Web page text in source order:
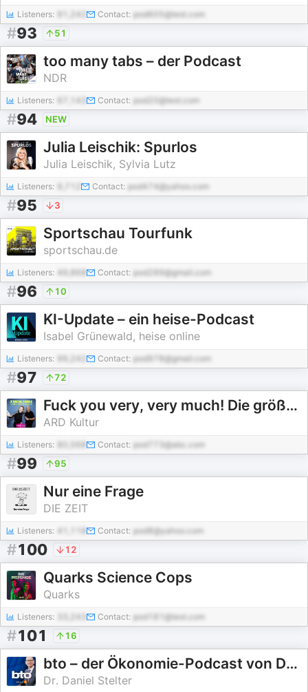
Listeners: Contact: pod605@test.com
#93 51
too many tabs – der Podcast
NDR
Listeners: Contact: pod20@test.com
#94 NEW
Julia Leischik: Spurlos
Julia Leischik, Sylvia Lutz
Listeners: Contact: pod474@yahoo.com
#95 3
Sportschau Tourfunk
sportschau.de
Listeners: 49,868 Contact: pod289@gmail.com
#96 10
KI-Update – ein heise-Podcast
Isabel Grünewald, heise online
Listeners: Contact: pod978@gmail.com
#97 72
Fuck you very, very much! Die größten Beefs im Musikbiz
ARD Kultur
Listeners: Contact: pod773@abc.com
#99 95
Nur eine Frage
DIE ZEIT
Listeners: Contact: pod8@yahoo.com
#100 12
Quarks Science Cops
Quarks
Listeners: Contact: pod181@test.com
#101 16
bto – der Ökonomie-Podcast von Dr. Daniel Stelter
Dr. Daniel Stelter